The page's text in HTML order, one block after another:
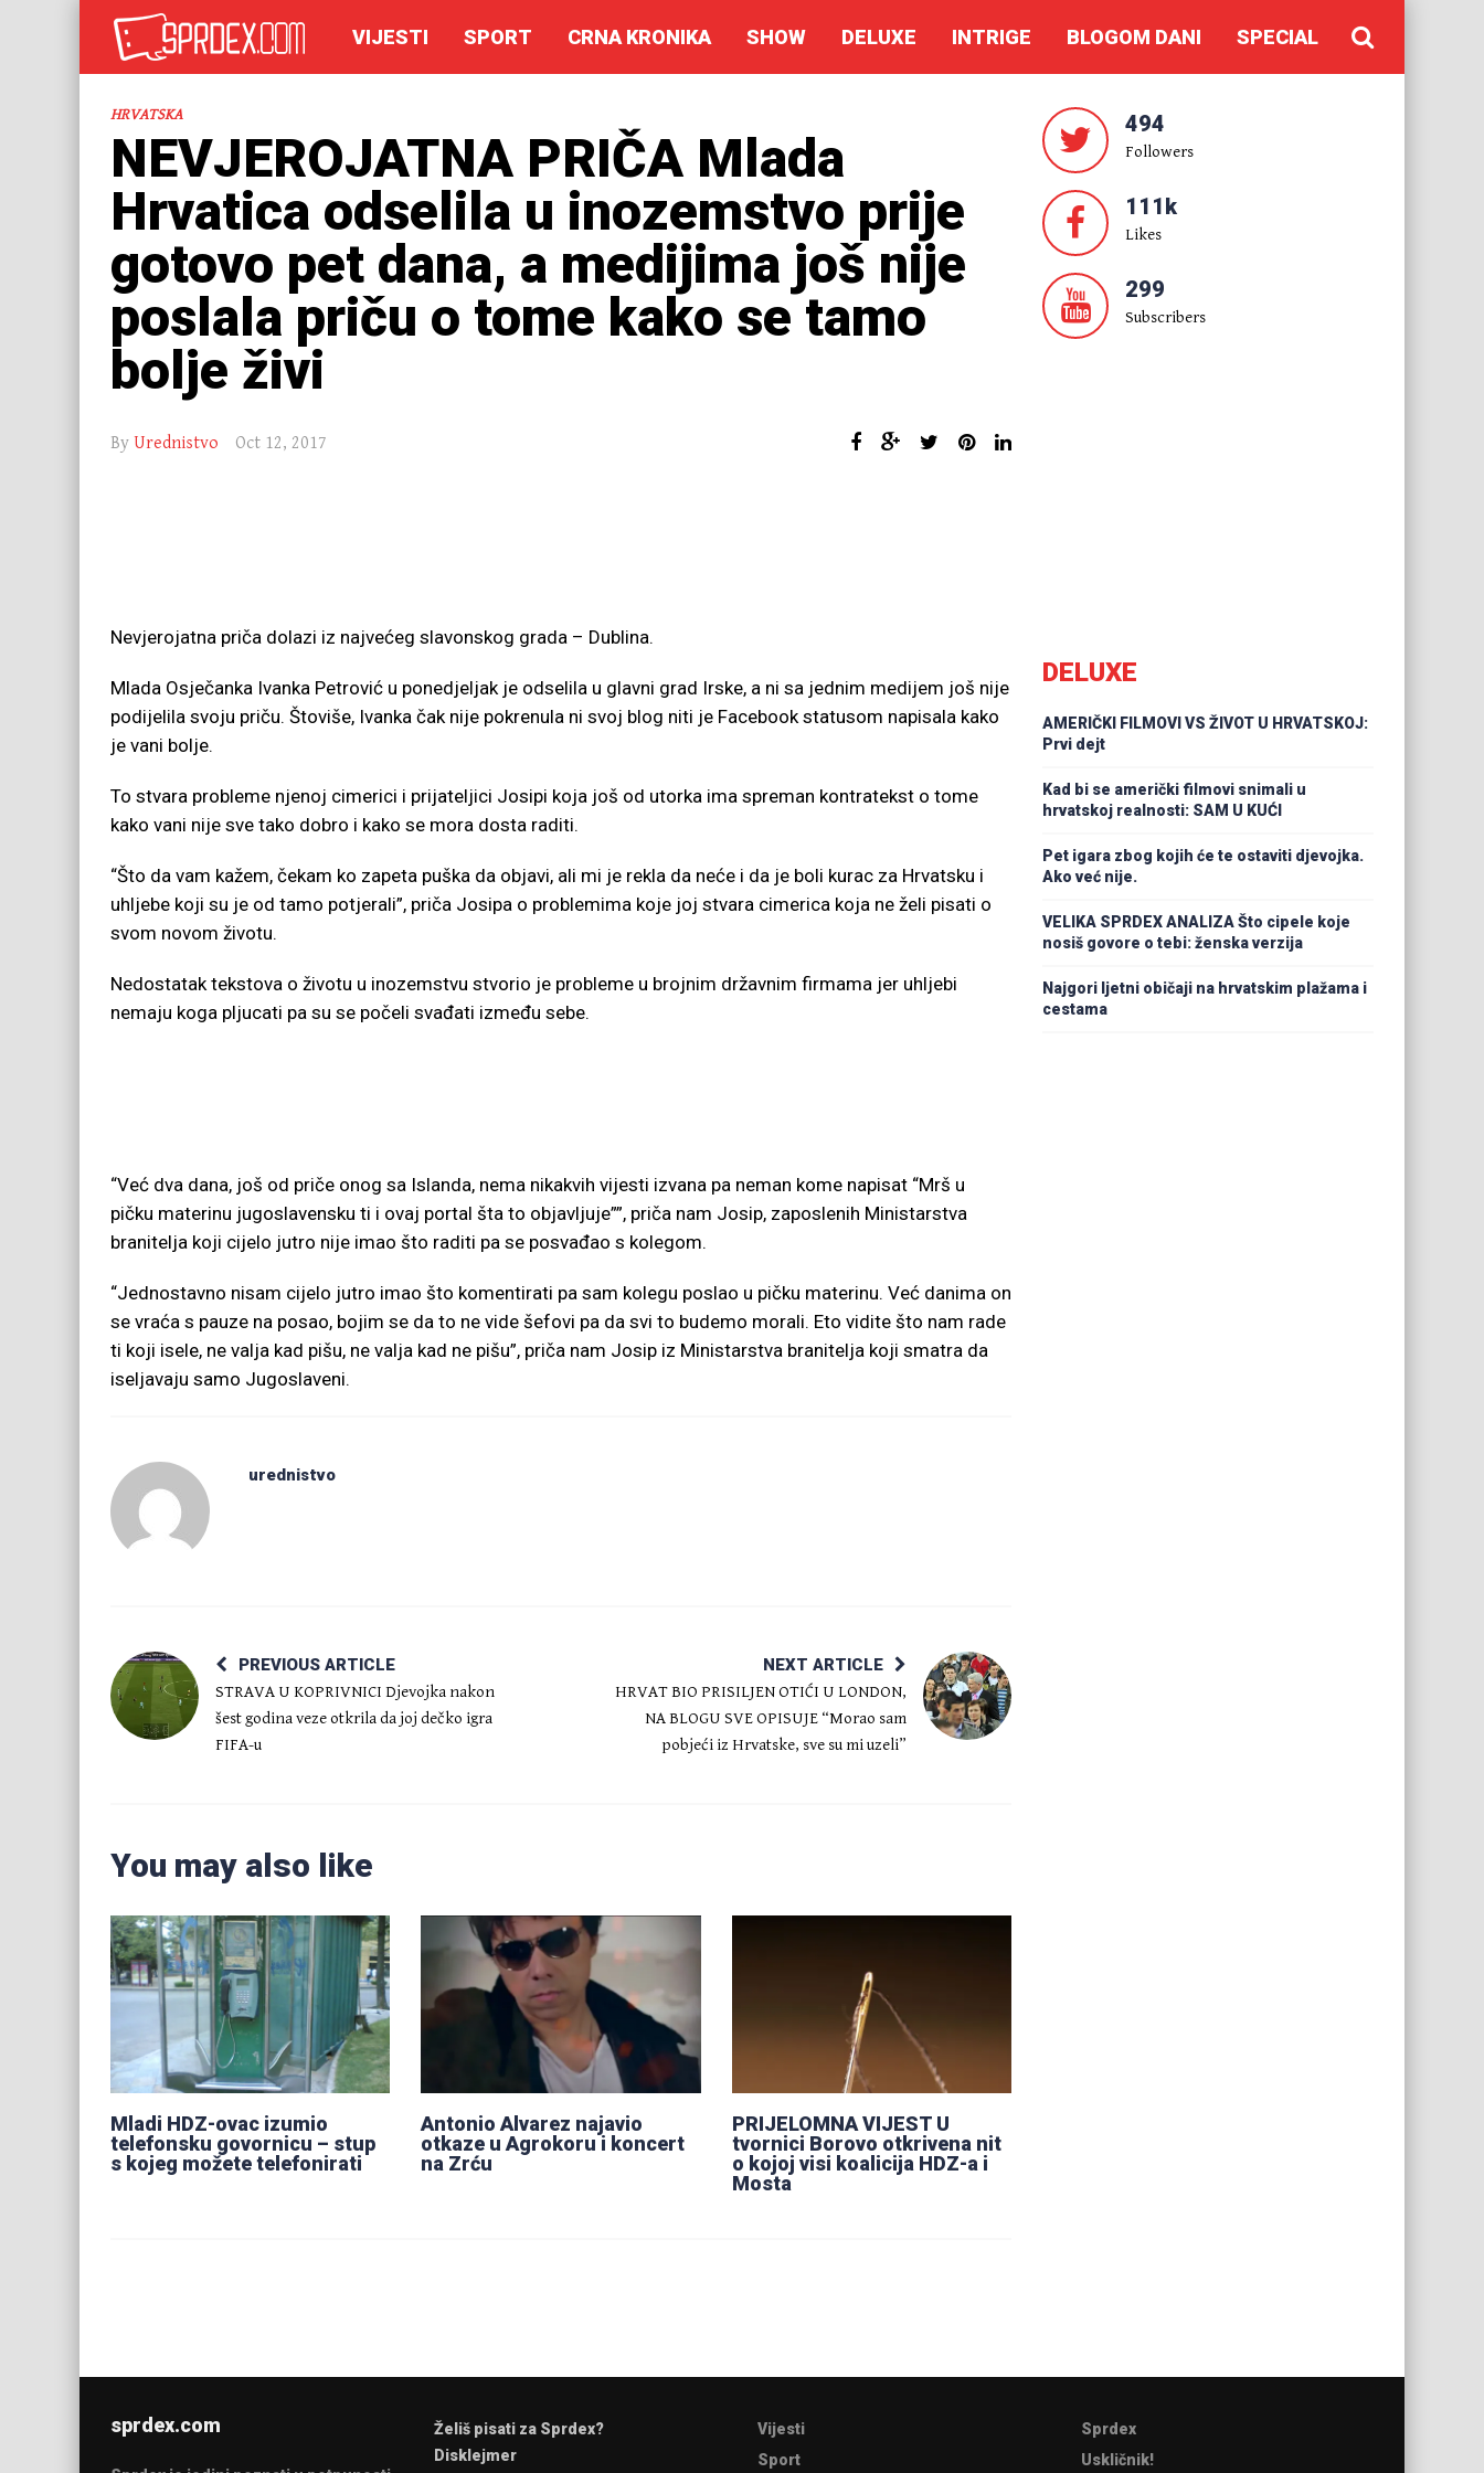
VIJESTI SPORT CRNA KRONIKA SHOW DELUXE INTRIGE BLOGOM DANI SPECIAL
HRVATSKA
NEVJEROJATNA PRIČA Mlada
Hrvatica odselila u inozemstvo prije
gotovo pet dana, a medijima još nije
poslala priču o tome kako se tamo
bolje živi
By Urednistvo Oct 12, 2017
Nevjerojatna priča dolazi iz najvećeg slavonskog grada – Dublina.
Mlada Osječanka Ivanka Petrović u ponedjeljak je odselila u glavni grad Irske, a ni sa jednim medijem još nije
podijelila svoju priču. Štoviše, Ivanka čak nije pokrenula ni svoj blog niti je Facebook statusom napisala kako
je vani bolje.
To stvara probleme njenoj cimerici i prijateljici Josipi koja još od utorka ima spreman kontratekst o tome
kako vani nije sve tako dobro i kako se mora dosta raditi.
“Što da vam kažem, čekam ko zapeta puška da objavi, ali mi je rekla da neće i da je boli kurac za Hrvatsku i
uhljebe koji su je od tamo potjerali”, priča Josipa o problemima koje joj stvara cimerica koja ne želi pisati o
svom novom životu.
Nedostatak tekstova o životu u inozemstvu stvorio je probleme u brojnim državnim firmama jer uhljebi
nemaju koga pljucati pa su se počeli svađati između sebe.
“Već dva dana, još od priče onog sa Islanda, nema nikakvih vijesti izvana pa neman kome napisat “Mrš u
pičku materinu jugoslavensku ti i ovaj portal šta to objavljuje””, priča nam Josip, zaposlenih Ministarstva
branitelja koji cijelo jutro nije imao što raditi pa se posvađao s kolegom.
“Jednostavno nisam cijelo jutro imao što komentirati pa sam kolegu poslao u pičku materinu. Već danima on
se vraća s pauze na posao, bojim se da to ne vide šefovi pa da svi to budemo morali. Eto vidite što nam rade
ti koji isele, ne valja kad pišu, ne valja kad ne pišu”, priča nam Josip iz Ministarstva branitelja koji smatra da
iseljavaju samo Jugoslaveni.
urednistvo
PREVIOUS ARTICLE
STRAVA U KOPRIVNICI Djevojka nakon
šest godina veze otkrila da joj dečko igra
FIFA-u
NEXT ARTICLE
HRVAT BIO PRISILJEN OTIĆI U LONDON,
NA BLOGU SVE OPISUJE “Morao sam
pobjeći iz Hrvatske, sve su mi uzeli”
You may also like
Mladi HDZ-ovac izumio
telefonsku govornicu – stup
s kojeg možete telefonirati
Antonio Alvarez najavio
otkaze u Agrokoru i koncert
na Zrću
PRIJELOMNA VIJEST U
tvornici Borovo otkrivena nit
o kojoj visi koalicija HDZ-a i
Mosta
494
Followers
111k
Likes
299
Subscribers
DELUXE
AMERIČKI FILMOVI VS ŽIVOT U HRVATSKOJ:
Prvi dejt
Kad bi se američki filmovi snimali u
hrvatskoj realnosti: SAM U KUĆI
Pet igara zbog kojih će te ostaviti djevojka.
Ako već nije.
VELIKA SPRDEX ANALIZA Što cipele koje
nosiš govore o tebi: ženska verzija
Najgori ljetni običaji na hrvatskim plažama i
cestama
sprdex.com
Želiš pisati za Sprdex?
Disklejmer
Vijesti
Sport
Sprdex
Uskličnik!